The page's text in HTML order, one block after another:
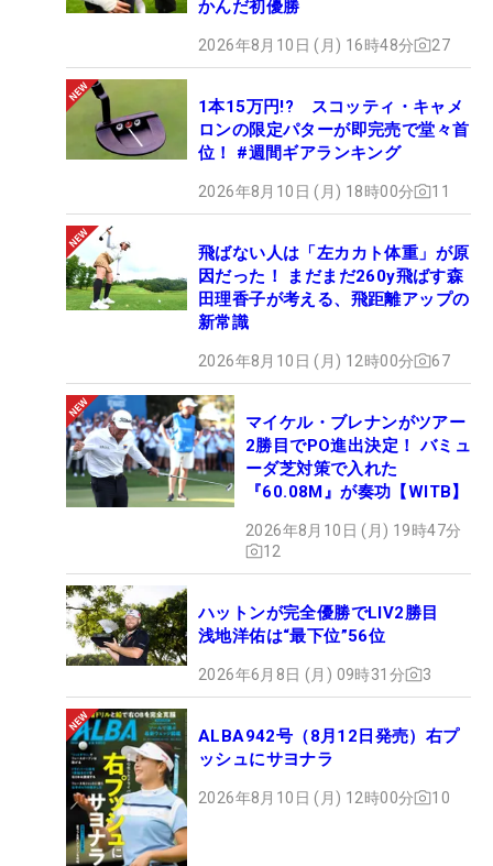
かんだ初優勝
2026年8月10日 (月) 16時48分 27
1本15万円!? スコッティ・キャメ
ロンの限定パターが即完売で堂々首
位！ #週間ギアランキング
2026年8月10日 (月) 18時00分 11
飛ばない人は「左カカト体重」が原
因だった！ まだまだ260y飛ばす森
田理香子が考える、飛距離アップの
新常識
2026年8月10日 (月) 12時00分 67
マイケル・ブレナンがツアー
2勝目でPO進出決定！ バミュ
ーダ芝対策で入れた
『60.08M』が奏功【WITB】
2026年8月10日 (月) 19時47分
12
ハットンが完全優勝でLIV2勝目
浅地洋佑は“最下位”56位
2026年6月8日 (月) 09時31分 3
ALBA942号（8月12日発売）右プ
ッシュにサヨナラ
2026年8月10日 (月) 12時00分 10